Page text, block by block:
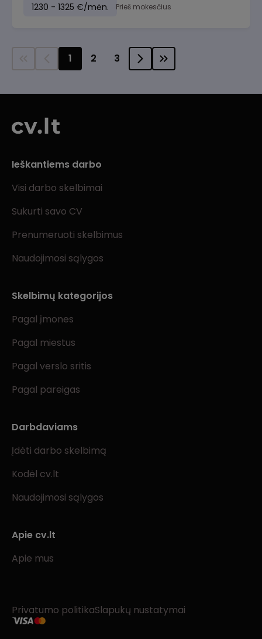
1230 - 1325 €/mėn. Prieš mokesčius
1 2 3
Ieškantiems darbo
Visi darbo skelbimai
Sukurti savo CV
Prenumeruoti skelbimus
Naudojimosi sąlygos
Skelbimų kategorijos
Pagal įmones
Pagal miestus
Pagal verslo sritis
Pagal pareigas
Darbdaviams
Įdėti darbo skelbimą
Kodėl cv.lt
Naudojimosi sąlygos
Apie cv.lt
Apie mus
Privatumo politikaSlapukų nustatymai